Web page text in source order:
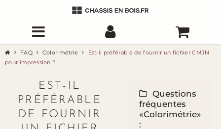
FAQ Colorimétrie
Est-il préférable de fournir un fichier CMJN
pour impression ?
EST-IL
PRÉFÉRABLE
DE FOURNIR
Questions
fréquentes
«Colorimétrie»
: